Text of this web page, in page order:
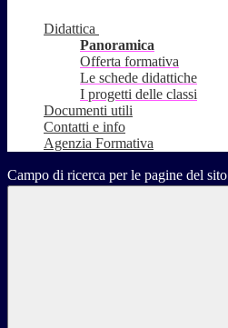
Didattica
Panoramica
Offerta formativa
Le schede didattiche
I progetti delle classi
Documenti utili
Contatti e info
Agenzia Formativa
Campo di ricerca per le pagine del sito